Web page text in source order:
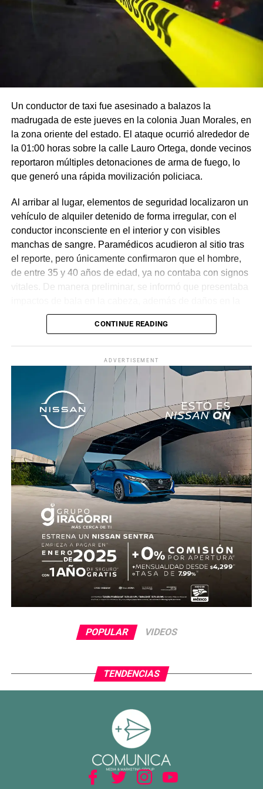
Un conductor de taxi fue asesinado a balazos la
madrugada de este jueves en la colonia Juan Morales, en
la zona oriente del estado. El ataque ocurrió alrededor de
la 01:00 horas sobre la calle Lauro Ortega, donde vecinos
reportaron múltiples detonaciones de arma de fuego, lo
que generó una rápida movilización policiaca.
Al arribar al lugar, elementos de seguridad localizaron un
vehículo de alquiler detenido de forma irregular, con el
conductor inconsciente en el interior y con visibles
manchas de sangre. Paramédicos acudieron al sitio tras
el reporte, pero únicamente confirmaron que el hombre,
de entre 35 y 40 años de edad, ya no contaba con signos
vitales. De manera preliminar, se informó que presentaba
puerta del lado del conductor.
realizaron las diligencias correspondientes y el
levantamiento del cuerpo. Hasta el momento no se
cuenta con información sobre los agresores, y el cadáver
fue trasladado al Servicio Médico Forense en espera de
ser identificado, en tanto continúan las investigaciones.
CONTINUE READING
ADVERTISEMENT
POPULAR VIDEOS
TENDENCIAS